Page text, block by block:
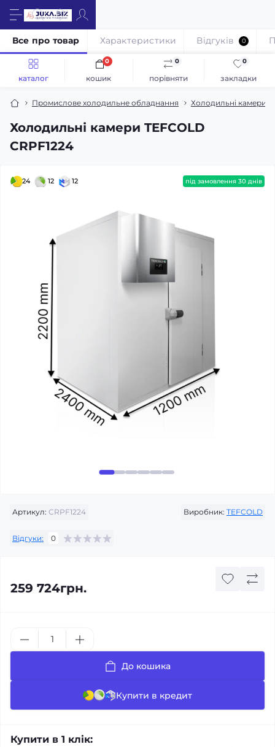
каталог порівняти
0
закладки
0
кошик
0
Промислове холодильне обладнання Холодильні камери /
Холодильні камери TEFCOLD
CRPF1224
Все про товар Характеристики Відгуків 0
24 12 12 під замовлення 30 днів
Артикул: CRPF1224 Виробник: TEFCOLD
Відгуки: 0
259 724грн.
До кошика
Купити в кредит
Купити в 1 клік: